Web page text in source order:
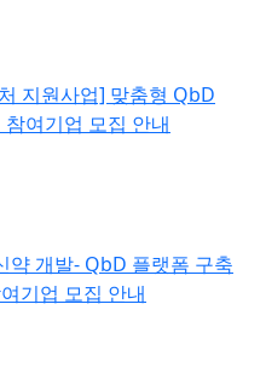
지원사업] 맞춤형 QbD
여기업 모집 안내
약 개발- QbD 플랫폼 구축
기업 모집 안내